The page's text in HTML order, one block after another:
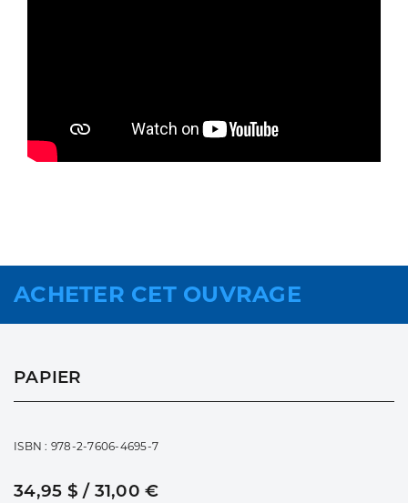
ACHETER CET OUVRAGE
PAPIER
ISBN : 978-2-7606-4695-7
34,95 $ / 31,00 €